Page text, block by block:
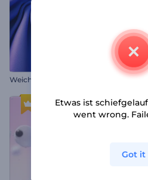
Weicher Stoff Logo Reveal
Etwas ist
went wrong.
Got it